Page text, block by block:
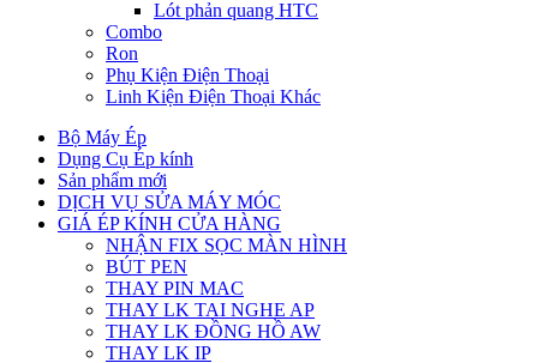
Lót phản quang HTC
Combo
Ron
Phụ Kiện Điện Thoại
Linh Kiện Điện Thoại Khác
Bộ Máy Ép
Dụng Cụ Ép kính
Sản phẩm mới
DỊCH VỤ SỬA MÁY MÓC
GIÁ ÉP KÍNH CỬA HÀNG
NHẬN FIX SỌC MÀN HÌNH
BÚT PEN
THAY PIN MAC
THAY LK TAI NGHE AP
THAY LK ĐỒNG HỒ AW
THAY LK IP